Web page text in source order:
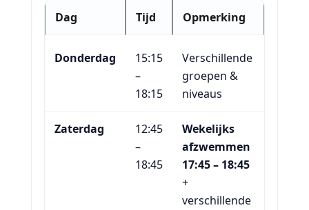
Dag Tijd Opmerking
Donderdag
15:15
–
18:15
Verschillende
groepen &
niveaus
Zaterdag
12:45
–
18:45
Wekelijks
afzwemmen
17:45 – 18:45
+
verschillende